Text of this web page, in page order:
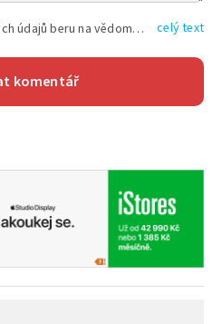
Vyplněním shora uvedených údajů beru na vědomí, že společnost TEXT FACTORY s.r.o., sídlem Brno, Durďákova 336/29, Černá Pole, PSČ: 613 00, IČ: 06157831, zapsané u Krajského soudu v Brně, oddíl C, vložka 100399, bude zpracovávat mé osobní údaje uvedené v rámci mnou vyplněného registračního formuláře na základě oprávněných zájmů TEXT FACTORY s.r.o. dle čl. 6 odst. 1 písm. f) GDPR a pro splnění právních povinností (čl. 6 odst. 1 písm. c) GDPR), a to pro tyto účely: nezbytnost zajistit oprávnění návštěvníka webových stránek provozovaných společností TEXT FACTORY s.r.o. přispívat aktivně ke zveřejněným článkům nebo v rámci diskusních fór a výkon práv TEXT FACTORY s.r.o. jako administrátora těchto diskusních fór. Více informací o zpracování osobních údajů a právech lze nalézt v celý text